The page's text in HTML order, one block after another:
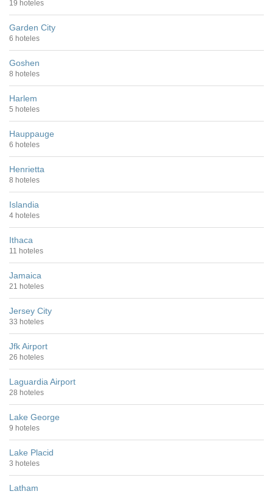
19 hoteles
Garden City
6 hoteles
Goshen
8 hoteles
Harlem
5 hoteles
Hauppauge
6 hoteles
Henrietta
8 hoteles
Islandia
4 hoteles
Ithaca
11 hoteles
Jamaica
21 hoteles
Jersey City
33 hoteles
Jfk Airport
26 hoteles
Laguardia Airport
28 hoteles
Lake George
9 hoteles
Lake Placid
3 hoteles
Latham